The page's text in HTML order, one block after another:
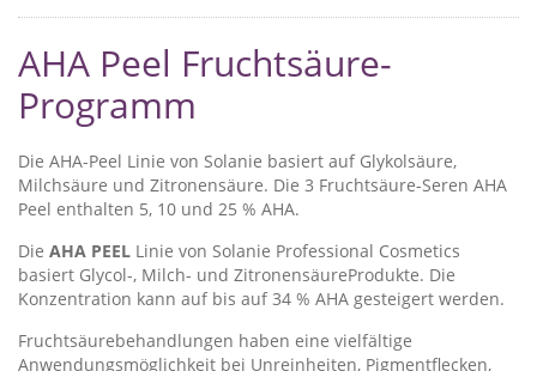
AHA Peel Fruchtsäure-
Programm
Die AHA-Peel Linie von Solanie basiert auf Glykolsäure,
Milchsäure und Zitronensäure. Die 3 Fruchtsäure-Seren AHA
Peel enthalten 5, 10 und 25 % AHA.
Die AHA PEEL Linie von Solanie Professional Cosmetics
basiert Glycol-, Milch- und ZitronensäureProdukte. Die
Konzentration kann auf bis auf 34 % AHA gesteigert werden.
Fruchtsäurebehandlungen haben eine vielfältige
Anwendungsmöglichkeit bei Unreinheiten, Pigmentflecken,